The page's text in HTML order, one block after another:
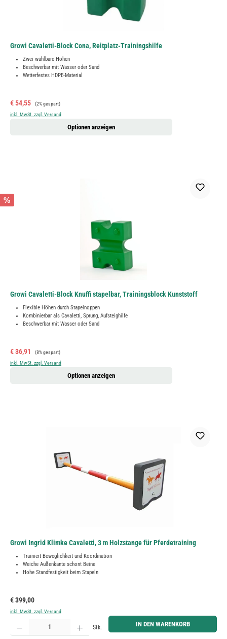
Growi Cavaletti-Block Cona, Reitplatz-Trainingshilfe
Zwei wählbare Höhen
Beschwerbar mit Wasser oder Sand
Wetterfestes HDPE-Material
Verkaufspreis:
€ 54,55 Regulärer Preis:
(2% gespart)
inkl. MwSt. zzgl. Versand
Optionen anzeigen
%
Growi Cavaletti-Block Knuffi stapelbar, Trainingsblock Kunststoff
Flexible Höhen durch Stapelnoppen
Kombinierbar als Cavaletti, Sprung, Aufsteighilfe
Beschwerbar mit Wasser oder Sand
Verkaufspreis:
€ 36,91 Regulärer Preis:
(8% gespart)
inkl. MwSt. zzgl. Versand
Optionen anzeigen
Growi Ingrid Klimke Cavaletti, 3 m Holzstange für Pferdetraining
Trainiert Beweglichkeit und Koordination
Weiche Außenkante schont Beine
Hohe Standfestigkeit beim Stapeln
Regulärer Preis:
€ 399,00
inkl. MwSt. zzgl. Versand
Produkt Anzahl: Gib den gewünschten Wert ein oder benutze die Schaltflächen um die Anzahl zu
Stk. IN DEN WARENKORB